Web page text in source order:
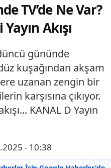
TV’de Ne Var?
Akışı
gününde
kuşağından akşam
uzanan zengin bir
karşısına çıkıyor.
KANAL D Yayın
- 10:38